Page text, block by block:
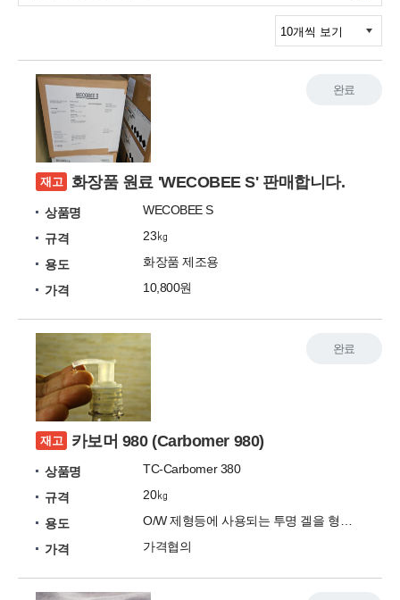
재고 화장품 원료 'WECOBEE S' 판매합니다.
상품명
WECOBEE S
규격
23㎏
용도
화장품 제조용
가격
10,800원
완료
재고 카보머 980 (Carbomer 980)
상품명
TC-Carbomer 380
규격
20㎏
용도
가격
가격협의
완료